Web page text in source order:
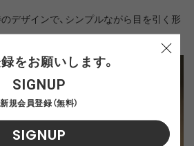
デザインで、シンプルながら目を引く形
をお願いします。
SIGNUP
新規会員登録（無料）
SIGNUP